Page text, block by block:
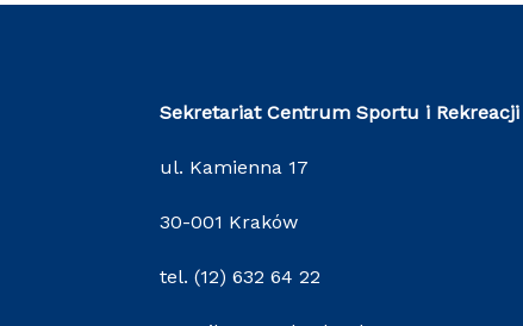
Sekretariat Centrum Sportu i Rekreacji
ul. Kamienna 17
30-001 Kraków
tel. (12) 632 64 22